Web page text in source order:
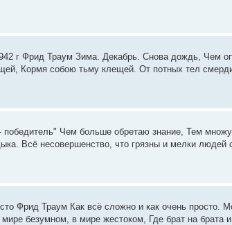
г Фрид Траум Зима. Декабрь. Снова дождь, Чем
Кормя собою тьму клещей. От потных тел
Чем больше обретаю знание, Тем
Всё несовершенство, что грязны и мелки
Фрид Траум Как всё сложно и как очень
безумном, в мире жестоком, Где брат на